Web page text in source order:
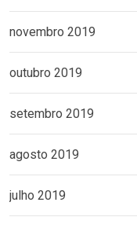
novembro 2019
outubro 2019
setembro 2019
agosto 2019
julho 2019